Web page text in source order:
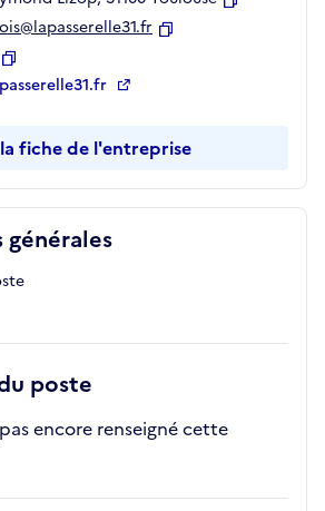
poste
encore renseigné cette
Copier
fiche de l'entreprise